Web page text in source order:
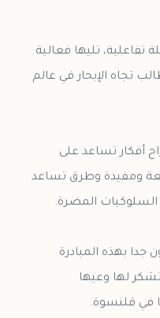
تفاعلية، تليها فعالية
تجاه الإبحار في عالم
أفكار تساعد على
ومفيدة وطرق تساعد
جدا بهذه المبادرة
لها وعيها